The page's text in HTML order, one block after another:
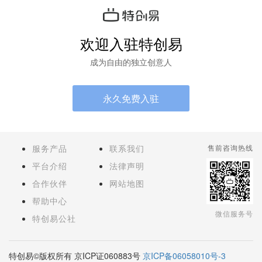
欢迎入驻特创易
成为自由的独立创意人
永久免费入驻
服务产品
平台介绍
合作伙伴
帮助中心
特创易公社
联系我们
法律声明
网站地图
售前咨询热线
微信服务号
特创易©版权所有 京ICP证060883号 京ICP备06058010号-3